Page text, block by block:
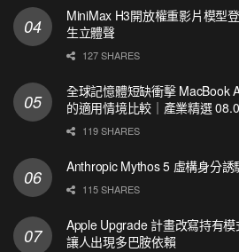
MiniMax H3開放權重影片模型
生立體聲
127 SHARES
全球記憶體短缺衝擊 MacBook
的適用情境比較｜產業精選
119 SHARES
Anthropic Mythos 5 虛構身分
115 SHARES
Apple Upgrade 計畫改寫持有
讓人出現多巴胺依賴